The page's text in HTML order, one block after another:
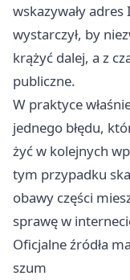
wskazywały adres
wystarczył, by
krążyć dalej, a z
publiczne.
W praktyce
jednego błędu,
żyć w kolejnych
tym przypadku
obawy części
sprawę w
Oficjalne źródła
szum